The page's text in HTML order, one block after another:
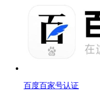
百度百家号认证